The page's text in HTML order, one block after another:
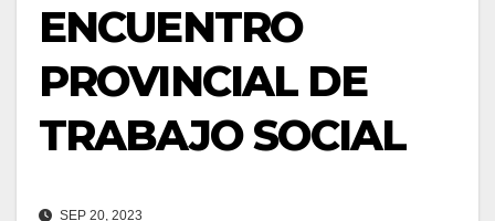
ENCUENTRO
PROVINCIAL DE
TRABAJO SOCIAL
SEP 20, 2023